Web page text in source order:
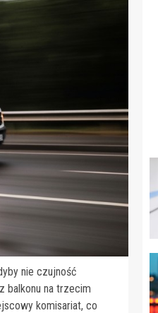
nie czujność
balkonu na trzecim
komisariat, co